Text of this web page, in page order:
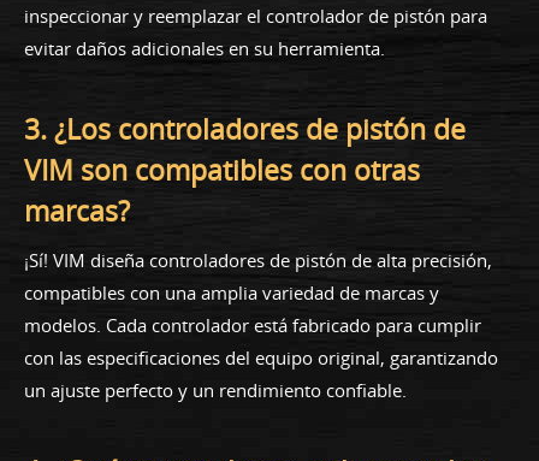
inspeccionar y reemplazar el controlador de pistón para
evitar daños adicionales en su herramienta.
3. ¿Los controladores de pistón de
VIM son compatibles con otras
marcas?
¡Sí! VIM diseña controladores de pistón de alta precisión,
compatibles con una amplia variedad de marcas y
modelos. Cada controlador está fabricado para cumplir
con las especificaciones del equipo original, garantizando
un ajuste perfecto y un rendimiento confiable.